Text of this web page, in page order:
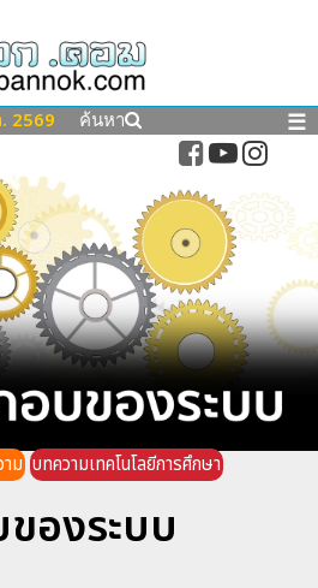
2569 ค้นหา ☰
ม บทความเทคโนโลยีการศึกษา
องระบบ